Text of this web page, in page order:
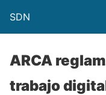
SDN
ARCA
trabajo